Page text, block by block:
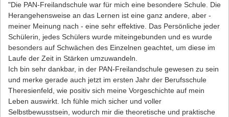
"Die PAN-Freilandschule war für mich eine besondere Schule. Die
Herangehensweise an das Lernen ist eine ganz andere, aber -
meiner Meinung nach - eine sehr effektive. Das Persönliche jeder
Schülerin, jedes Schülers wurde miteingebunden und es wurde
besonders auf Schwächen des Einzelnen geachtet, um diese im
Laufe der Zeit in Stärken umzuwandeln.
Ich bin sehr dankbar, in der PAN-Freilandschule gewesen zu sein
und merke gerade auch jetzt im ersten Jahr der Berufsschule
Theresienfeld, wie positiv sich meine Vorgeschichte auf mein
Leben auswirkt. Ich fühle mich sicher und voller
Selbstbewusstsein, wodurch mir die theoretische und praktische